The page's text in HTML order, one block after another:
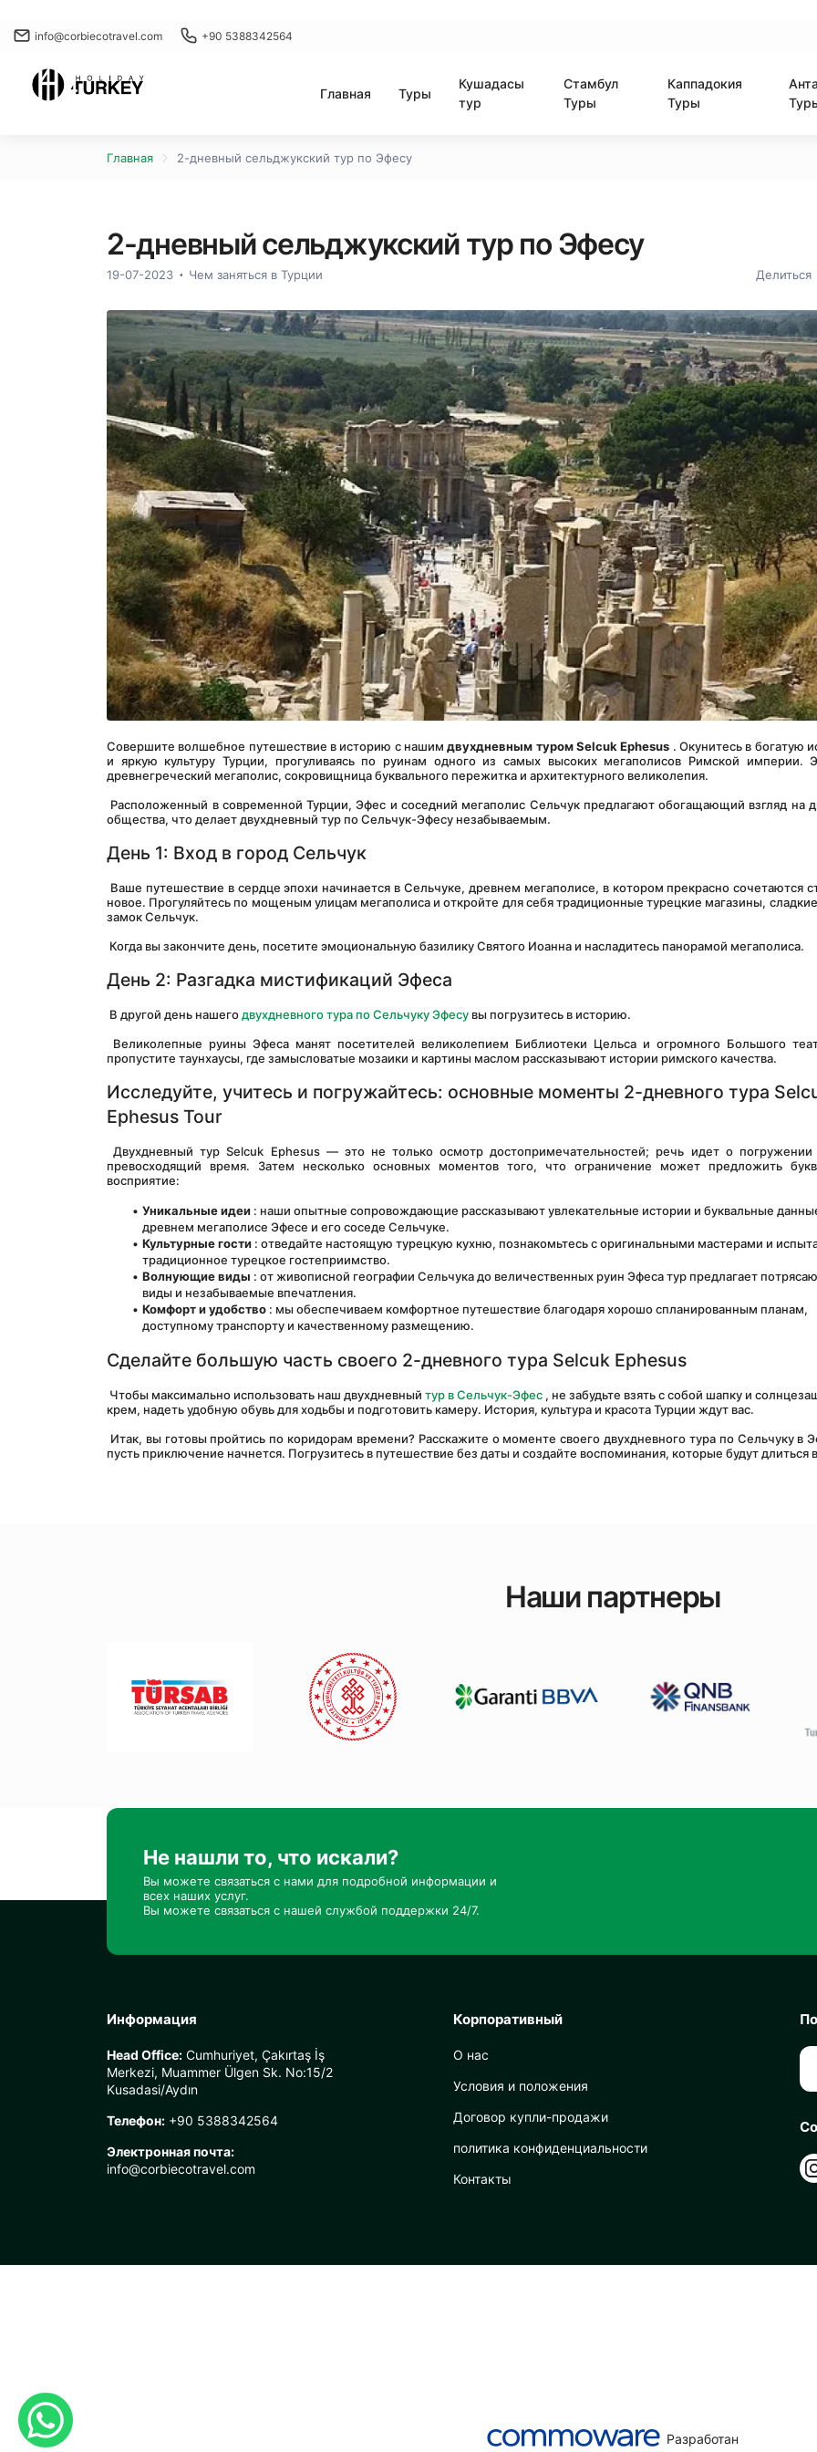
info@corbiecotravel.com +90 5388342564
Главная Туры
Кушадасы
тур
Стамбул
Туры
Каппадокия
Туры
Главная 2-дневный сельджукский тур по Эфесу
2-дневный сельджукский тур по Эфесу
19-07-2023 Чем заняться в Турции Делиться
Совершите волшебное путешествие в историю с нашим двухдневным туром Selcuk Ephesus . Окунитесь в богатую
и яркую культуру Турции, прогуливаясь по руинам одного из самых высоких мегаполисов Римской империи.
древнегреческий мегаполис, сокровищница буквального пережитка и архитектурного великолепия.
общества, что делает двухдневный тур по Сельчук-Эфесу незабываемым.
День 1: Вход в город Сельчук
новое. Прогуляйтесь по мощеным улицам мегаполиса и откройте для себя традиционные турецкие магазины,
замок Сельчук.
Когда вы закончите день, посетите эмоциональную базилику Святого Иоанна и насладитесь панорамой мегаполиса.
День 2: Разгадка мистификаций Эфеса
В другой день нашего двухдневного тура по Сельчуку Эфесу вы погрузитесь в историю.
пропустите таунхаусы, где замысловатые мозаики и картины маслом рассказывают истории римского качества.
Исследуйте, учитесь и погружайтесь: основные моменты 2-дневного тура
Ephesus Tour
Двухдневный тур Selcuk Ephesus — это не только осмотр достопримечательностей; речь идет о погружении в мир,
превосходящий время. Затем несколько основных моментов того, что ограничение может предложить
восприятие:
Уникальные идеи : наши опытные сопровождающие рассказывают увлекательные истории и буквальные
древнем мегаполисе Эфесе и его соседе Сельчуке.
Культурные гости : отведайте настоящую турецкую кухню, познакомьтесь с оригинальными мастерами и
традиционное турецкое гостеприимство.
Волнующие виды : от живописной географии Сельчука до величественных руин Эфеса тур предлагает
виды и незабываемые впечатления.
Комфорт и удобство : мы обеспечиваем комфортное путешествие благодаря хорошо спланированным планам,
доступному транспорту и качественному размещению.
Сделайте большую часть своего 2-дневного тура Selcuk Ephesus
Чтобы максимально использовать наш двухдневный тур в Сельчук-Эфес , не забудьте взять с собой шапку и
крем, надеть удобную обувь для ходьбы и подготовить камеру. История, культура и красота Турции ждут вас.
пусть приключение начнется. Погрузитесь в путешествие без даты и создайте воспоминания, которые будут длиться
Наши партнеры
Не нашли то, что искали?
Вы можете связаться с нами для подробной информации и
всех наших услуг.
Вы можете связаться с нашей службой поддержки 24/7.
Информация
Head Office: Cumhuriyet, Çakırtaş İş
Merkezi, Muammer Ülgen Sk. No:15/2
Kusadasi/Aydın
Телефон: +90 5388342564
Электронная почта:
info@corbiecotravel.com
Корпоративный
О нас
Условия и положения
Договор купли-продажи
политика конфиденциальности
Контакты
Разработан